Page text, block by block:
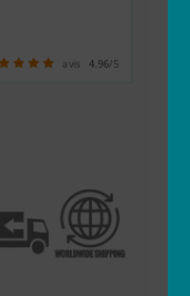
avis 4.96/5